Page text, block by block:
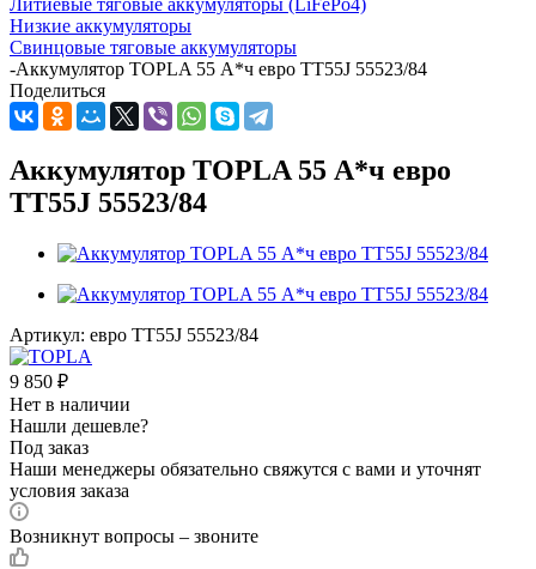
Литиевые тяговые аккумуляторы (LiFePo4)
Низкие аккумуляторы
Свинцовые тяговые аккумуляторы
-Аккумулятор TOPLA 55 А*ч евро TT55J 55523/84
Поделиться
Аккумулятор TOPLA 55 А*ч евро
TT55J 55523/84
Артикул: евро TT55J 55523/84
9 850 ₽
Нет в наличии
Нашли дешевле?
Под заказ
Наши менеджеры обязательно свяжутся с вами и уточнят
условия заказа
Возникнут вопросы – звоните